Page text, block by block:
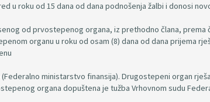
u roku od 15 dana od dana podnošenja žalbi i donosi
od prvostepenog organa, iz prethodno člana, prema
organu u roku od osam (8) dana od dana prijema
ministarstvo finansija). Drugostepeni organ
organa dopuštena je tužba Vrhovnom sudu